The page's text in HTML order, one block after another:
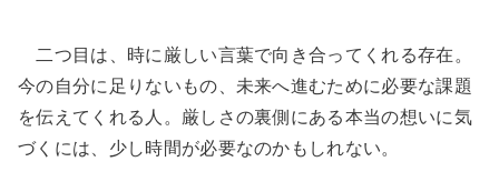
二つ目は、時に厳しい言葉で向き合ってくれる存在。
今の自分に足りないもの、未来へ進むために必要な課題
を伝えてくれる人。厳しさの裏側にある本当の想いに気
づくには、少し時間が必要なのかもしれない。